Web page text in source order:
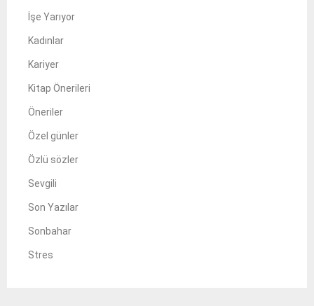
İşe Yarıyor
Kadınlar
Kariyer
Kitap Önerileri
Öneriler
Özel günler
Özlü sözler
Sevgili
Son Yazılar
Sonbahar
Stres